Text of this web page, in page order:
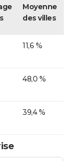
Moyenne
des villes
11,6 %
48,0 %
39,4 %